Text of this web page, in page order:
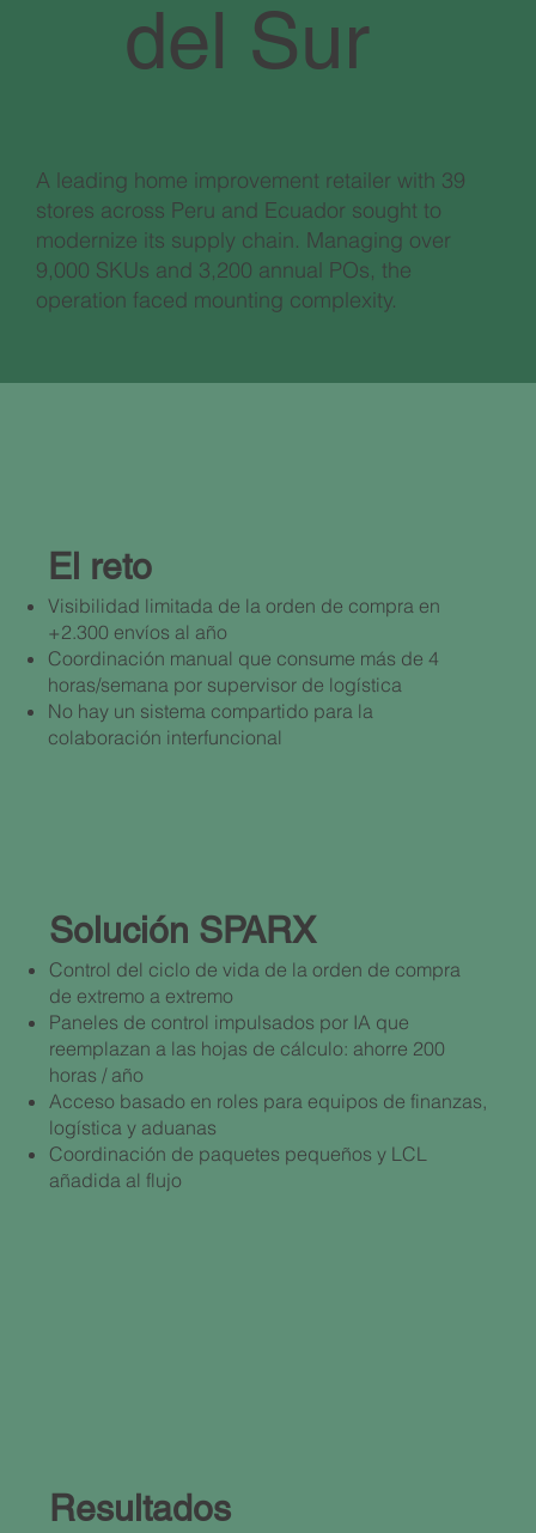
del Sur
A leading home improvement retailer with 39
stores across Peru and Ecuador sought to
modernize its supply chain. Managing over
9,000 SKUs and 3,200 annual POs, the
operation faced mounting complexity.
El reto ​
Visibilidad limitada de la orden de compra en
+2.300 envíos al año
Coordinación manual que consume más de 4
horas/semana por supervisor de logística
No hay un sistema compartido para la
colaboración interfuncional
Solución SPARX ​
Control del ciclo de vida de la orden de compra
de extremo a extremo
Paneles de control impulsados por IA que
reemplazan a las hojas de cálculo: ahorre 200
horas / año
Acceso basado en roles para equipos de finanzas,
logística y aduanas
Coordinación de paquetes pequeños y LCL
añadida al flujo
Resultados